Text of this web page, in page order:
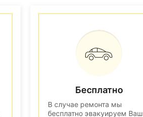
Бесплатно
В случае ремонта мы
бесплатно эвакуируем Ваш